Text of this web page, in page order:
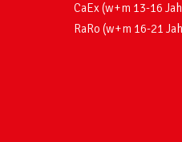
CaEx (w+m 13-16
RaRo (w+m 16-21